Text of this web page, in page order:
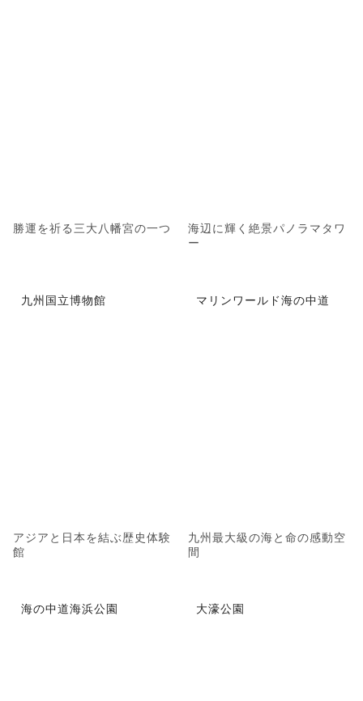
勝運を祈る三大八幡宮の一つ
海辺に輝く絶景パノラマタワ
ー
九州国立博物館
アジアと日本を結ぶ歴史体験
館
マリンワールド海の中道
九州最大級の海と命の感動空
間
海の中道海浜公園 大濠公園